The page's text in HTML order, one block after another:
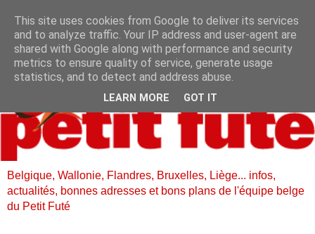
Belgique, Wallonie, Flandres, Bruxelles, Liège... infos,
actualités, bonnes adresses et bons plans de l'équipe belge
du Petit Futé
This site uses cookies from Google to deliver its services
and to analyze traffic. Your IP address and user-agent are
shared with Google along with performance and security
metrics to ensure quality of service, generate usage
statistics, and to detect and address abuse.
LEARN MORE GOT IT